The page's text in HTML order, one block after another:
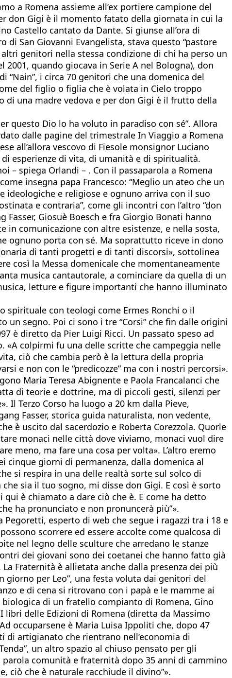
a Romena assieme all’ex portiere campione del
don Gigi è il momento fatato della giornata in cui la
Castello cantato da Dante. Si giunse all’ora di
San Giovanni Evangelista, stava questo “pastore
genitori nella stessa condizione di chi ha perso un
quando giocava in Serie A nel Bologna), don
i circa 70 genitori che una domenica del
del figlio o figlia che è volata in Cielo troppo
di una madre vedova e per don Gigi è il frutto della
questo Dio lo ha voluto in paradiso con sé”. Allora
dalle pagine del trimestrale In Viaggio a Romena
all’allora vescovo di Fiesole monsignor Luciano
esperienze di vita, di umanità e di spiritualità.
– spiega Orlandi – . Con il passaparola a Romena
insegna papa Francesco: “Meglio un ateo che un
e religiose e ognuno arriva con il suo
e contraria”, come gli incontri con l’altro “don
Giosuè Boesch e fra Giorgio Bonati hanno
in comunicazione con altre esistenze, e nella sosta,
ognuno porta con sé. Ma soprattutto riceve in dono
di tanti progetti e di tanti discorsi», sottolinea
così la Messa domenicale che momentaneamente
musica cantautorale, a cominciare da quella di un
letture e figure importanti che hanno illuminato
spirituale con teologi come Ermes Ronchi o il
segno. Poi ci sono i tre “Corsi” che fin dalle origini
è diretto da Pier Luigi Ricci. Un passato speso ad
«A colpirmi fu una delle scritte che campeggia nelle
ciò che cambia però è la lettura della propria
e non con le “predicozze” ma con i nostri percorsi».
Maria Teresa Abignente e Paola Francalanci che
di teorie e dottrine, ma di piccoli gesti, silenzi per
Il Terzo Corso ha luogo a 20 km dalla Pieve,
Fasser, storica guida naturalista, non vedente,
è uscito dal sacerdozio e Roberta Corezzola. Quorle
monaci nelle città dove viviamo, monaci vuol dire
meno, ma fare una cosa per volta». L’altro eremo
cinque giorni di permanenza, dalla domenica al
si respira in una delle realtà sorte sul solco di
che sia il tuo sogno, mi disse don Gigi. E così è sorto
è chiamato a dare ciò che è. E come ha detto
ha pronunciato e non pronuncerà più”».
esperto di web che segue i ragazzi tra i 18 e
scorrere ed essere accolte come qualcosa di
nel legno delle sculture che arredano le stanze
dei giovani sono dei coetanei che hanno fatto già
Fraternità è allietata anche dalla presenza dei più
per Leo”, una festa voluta dai genitori del
e di cena si ritrovano con i papà e le mamme ai
di un fratello compianto di Romena, Gino
delle Edizioni di Romena (diretta da Massimo
occuparsene è Maria Luisa Ippoliti che, dopo 47
artigianato che rientrano nell’economia di
un altro spazio al chiuso pensato per gli
comunità e fraternità dopo 35 anni di cammino
ciò che è naturale racchiude il divino”».